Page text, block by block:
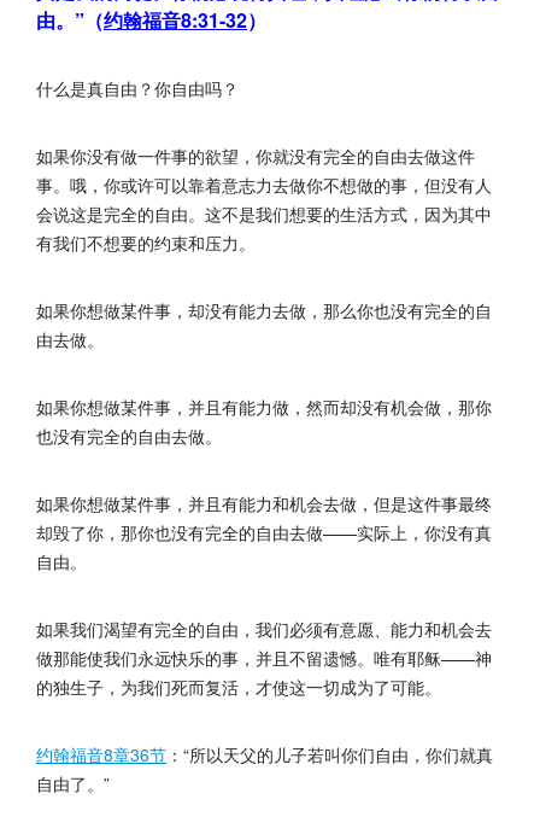
由。”（约翰福音8:31-32）
什么是真自由？你自由吗？
如果你没有做一件事的欲望，你就没有完全的自由去做这件
事。哦，你或许可以靠着意志力去做你不想做的事，但没有人
会说这是完全的自由。这不是我们想要的生活方式，因为其中
有我们不想要的约束和压力。
如果你想做某件事，却没有能力去做，那么你也没有完全的自
由去做。
如果你想做某件事，并且有能力做，然而却没有机会做，那你
也没有完全的自由去做。
如果你想做某件事，并且有能力和机会去做，但是这件事最终
却毁了你，那你也没有完全的自由去做——实际上，你没有真
自由。
如果我们渴望有完全的自由，我们必须有意愿、能力和机会去
做那能使我们永远快乐的事，并且不留遗憾。唯有耶稣——神
的独生子，为我们死而复活，才使这一切成为了可能。
约翰福音8章36节 ：“所以天父的儿子若叫你们自由，你们就真
自由了。”